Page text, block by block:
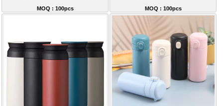
MOQ : 100pcs MOQ : 100pcs